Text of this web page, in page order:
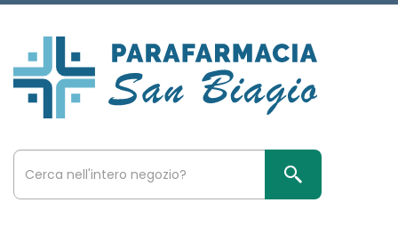
Passa
principale
San
Biagio
Cerca
Prodotto
Cerca Prodotto